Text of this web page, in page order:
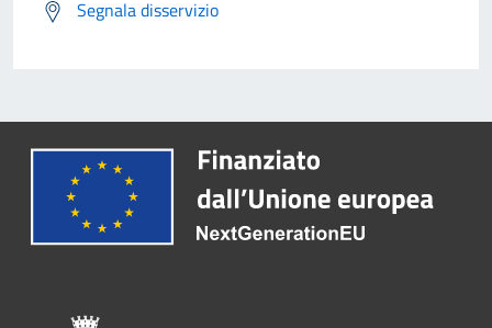
Segnala disservizio